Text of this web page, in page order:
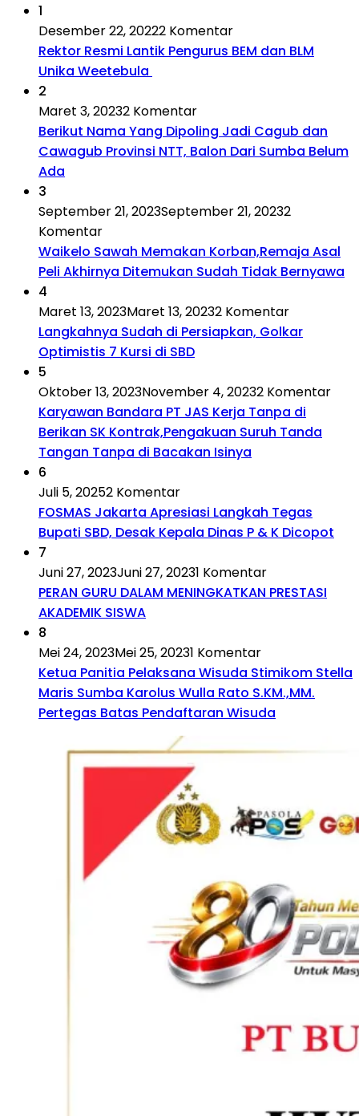
1
Desember 22, 20222 Komentar
Rektor Resmi Lantik Pengurus BEM dan BLM
Unika Weetebula
2
Maret 3, 20232 Komentar
Berikut Nama Yang Dipoling Jadi Cagub dan
Cawagub Provinsi NTT, Balon Dari Sumba Belum
Ada
3
September 21, 2023September 21, 20232
Komentar
Waikelo Sawah Memakan Korban,Remaja Asal
Peli Akhirnya Ditemukan Sudah Tidak Bernyawa
4
Maret 13, 2023Maret 13, 20232 Komentar
Langkahnya Sudah di Persiapkan, Golkar
Optimistis 7 Kursi di SBD
5
Oktober 13, 2023November 4, 20232 Komentar
Karyawan Bandara PT JAS Kerja Tanpa di
Berikan SK Kontrak,Pengakuan Suruh Tanda
Tangan Tanpa di Bacakan Isinya
6
Juli 5, 20252 Komentar
FOSMAS Jakarta Apresiasi Langkah Tegas
Bupati SBD, Desak Kepala Dinas P & K Dicopot
7
Juni 27, 2023Juni 27, 20231 Komentar
PERAN GURU DALAM MENINGKATKAN PRESTASI
AKADEMIK SISWA
8
Mei 24, 2023Mei 25, 20231 Komentar
Ketua Panitia Pelaksana Wisuda Stimikom Stella
Maris Sumba Karolus Wulla Rato S.KM.,MM.
Pertegas Batas Pendaftaran Wisuda